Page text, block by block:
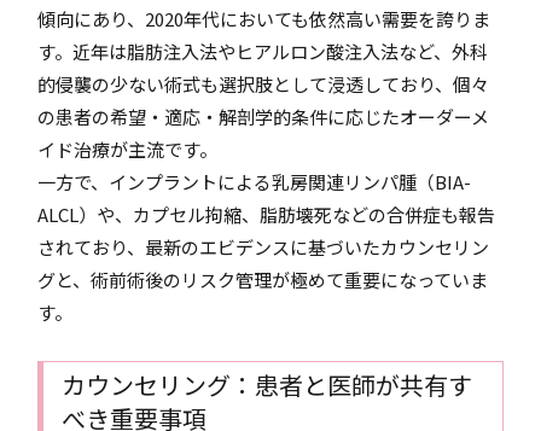
傾向にあり、2020年代においても依然高い需要を誇りま
す。近年は脂肪注入法やヒアルロン酸注入法など、外科
的侵襲の少ない術式も選択肢として浸透しており、個々
の患者の希望・適応・解剖学的条件に応じたオーダーメ
イド治療が主流です。
一方で、インプラントによる乳房関連リンパ腫（BIA-
ALCL）や、カプセル拘縮、脂肪壊死などの合併症も報告
されており、最新のエビデンスに基づいたカウンセリン
グと、術前術後のリスク管理が極めて重要になっていま
す。
カウンセリング：患者と医師が共有す
べき重要事項